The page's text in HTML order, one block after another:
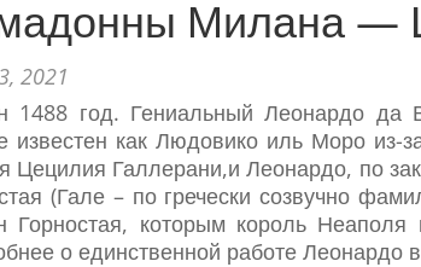
Милана —
2021
1488 год. Гениальный Леонардо
известен как Людовико иль Моро из-
Цецилия Галлерани,и Леонардо, по
(Гале – по гречески созвучно
Горностая, которым король
о единственной работе Леонардо